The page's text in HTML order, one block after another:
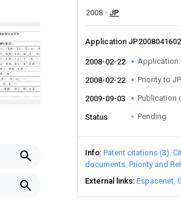
2008
JP
Application
2008-02-22 Application
2008-02-22 Priority to
2009-09-03 Publication
Status Pending
Info Patent citations (3)
documents Priority and
External links Espacenet